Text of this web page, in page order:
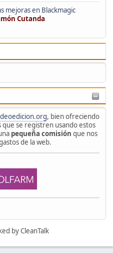
mejoras en Blackmagic
Cutanda
, bien ofreciendo
se registren usando estos
pequeña comisión que nos
de la web.
by CleanTalk